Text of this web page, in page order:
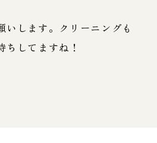
いします。クリーニングも
してますね！